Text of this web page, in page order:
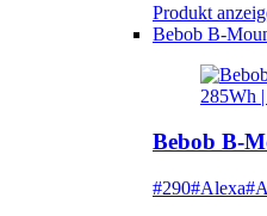
Produkt
Bebob B-
Bebob B-
#290#Alexa